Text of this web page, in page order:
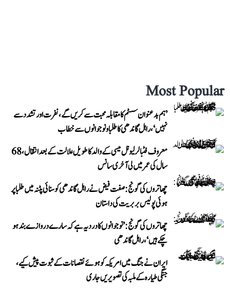
Most Popular
’ہم بدعنوان سسٹم کا مقابلہ محبت سے کریں گے، نفرت اور تشدد سے
نہیں‘، راہل گاندھی کا طلبا و نوجوانوں سے خطاب
معروف فٹبالر لیونل میسی کے والد کا طویل علالت کے بعد انتقال، 68
سال کی عمر میں لی آخری سانس
چھاتروں کی گونج: صفت فیض نے راہل گاندھی کو سنائی پٹنہ میں طلبا پر
ہوئی پولیس بربریت کی داستان
چھاتروں کی گونج: ’نوجوانوں کا درد یہ ہے کہ سارے دروازے بند ہو
چکے ہیں‘، راہل گاندھی
ایران نے جنگ میں امریکہ کو ہوئے نقصانات کے ثبوت پیش کیے،
جنگی طیارہ کے ملبہ کی تصویریں جاری